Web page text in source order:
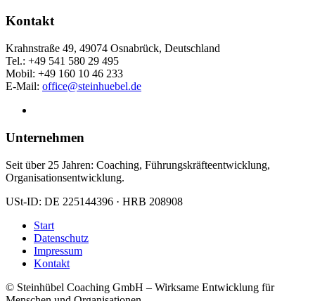
Kontakt
Krahnstraße 49, 49074 Osnabrück, Deutschland
Tel.: +49 541 580 29 495
Mobil: +49 160 10 46 233
E-Mail: office@steinhuebel.de
Unternehmen
Seit über 25 Jahren: Coaching, Führungskräfteentwicklung,
Organisationsentwicklung.
USt-ID: DE 225144396 · HRB 208908
Start
Datenschutz
Impressum
Kontakt
© Steinhübel Coaching GmbH – Wirksame Entwicklung für